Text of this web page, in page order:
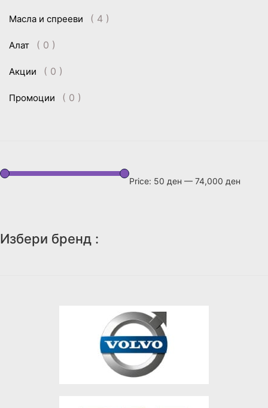
Масла и спрееви ( 4 )
Алат ( 0 )
Акции ( 0 )
Промоции ( 0 )
Price: 50 ден — 74,000 ден
Избери бренд :